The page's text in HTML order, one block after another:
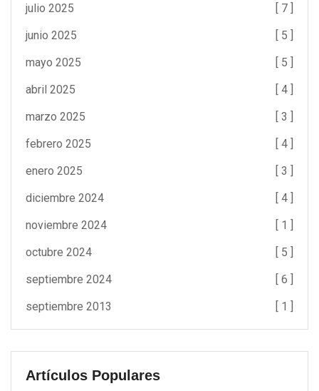
julio 2025
[ 7 ]
junio 2025
[ 5 ]
mayo 2025
[ 5 ]
abril 2025
[ 4 ]
marzo 2025
[ 3 ]
febrero 2025
[ 4 ]
enero 2025
[ 3 ]
diciembre 2024
[ 4 ]
noviembre 2024
[ 1 ]
octubre 2024
[ 5 ]
septiembre 2024
[ 6 ]
septiembre 2013
[ 1 ]
Artículos Populares